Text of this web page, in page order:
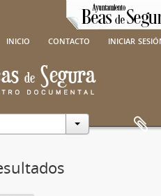
inicio contacto iniciar